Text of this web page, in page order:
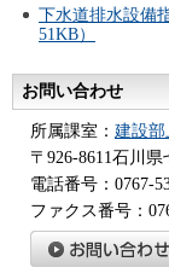
下水道排水設備
51KB）
お問い合わせ
所属課室： 建設
〒926-8611石川
電話番号：0767-
ファクス番号：